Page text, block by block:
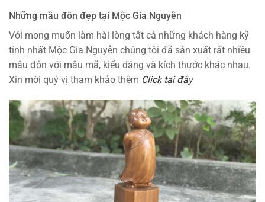
Những mẫu đôn đẹp tại Mộc Gia Nguyễn
Với mong muốn làm hài lòng tất cả những khách hàng kỹ
tính nhất Mộc Gia Nguyễn chúng tôi đã sản xuất rất nhiều
mẫu đôn với mẫu mã, kiểu dáng và kích thước khác nhau.
Xin mời quý vị tham khảo thêm Click tại đây